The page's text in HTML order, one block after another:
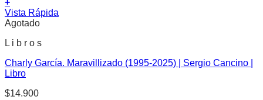
+
Vista Rápida
Agotado
L i b r o s
Charly García. Maravillizado (1995-2025) | Sergio Cancino |
Libro
$14.900